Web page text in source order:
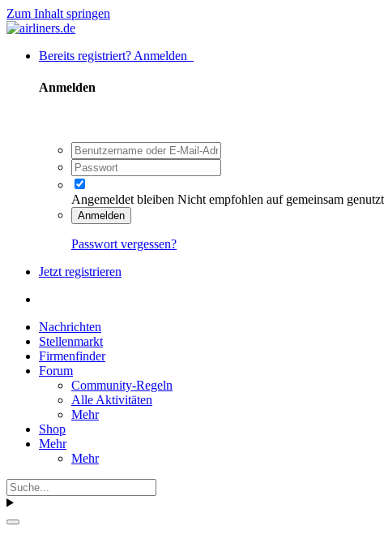
Zum Inhalt springen
Bereits registriert? Anmelden
Anmelden
Angemeldet bleiben Nicht empfohlen auf gemeinsam
Anmelden
Passwort vergessen?
Jetzt registrieren
Nachrichten
Stellenmarkt
Firmenfinder
Forum
Community-Regeln
Alle Aktivitäten
Mehr
Shop
Mehr
Mehr